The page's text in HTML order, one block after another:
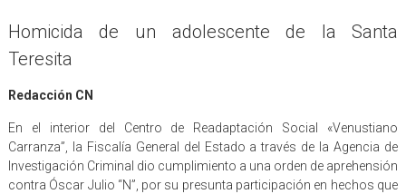
Homicida de un adolescente de la Santa
Teresita
Redacción CN
En el interior del Centro de Readaptación Social «Venustiano
Carranza”, la Fiscalía General del Estado a través de la Agencia de
Investigación Criminal dio cumplimiento a una orden de aprehensión
contra Óscar Julio “N”, por su presunta participación en hechos que